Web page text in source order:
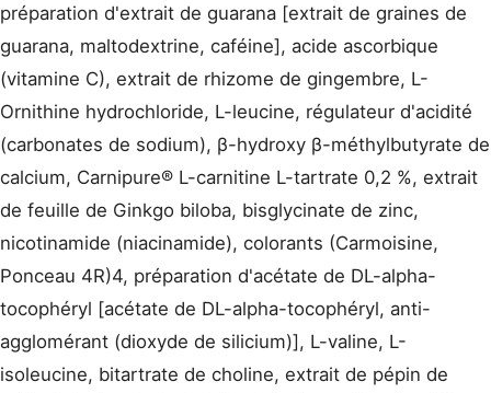
préparation d'extrait de guarana [extrait de graines de
guarana, maltodextrine, caféine], acide ascorbique
(vitamine C), extrait de rhizome de gingembre, L-
Ornithine hydrochloride, L-leucine, régulateur d'acidité
(carbonates de sodium), β-hydroxy β-méthylbutyrate de
calcium, Carnipure® L-carnitine L-tartrate 0,2 %, extrait
de feuille de Ginkgo biloba, bisglycinate de zinc,
nicotinamide (niacinamide), colorants (Carmoisine,
Ponceau 4R)4, préparation d'acétate de DL-alpha-
tocophéryl [acétate de DL-alpha-tocophéryl, anti-
agglomérant (dioxyde de silicium)], L-valine, L-
isoleucine, bitartrate de choline, extrait de pépin de